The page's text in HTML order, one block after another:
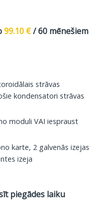
99.10 €/ 60 mēnešiem
strāvas
kondensatori strāvas
moduli VAI iespraust
karte, 2 galvenās izejas
izeja
piegādes laiku